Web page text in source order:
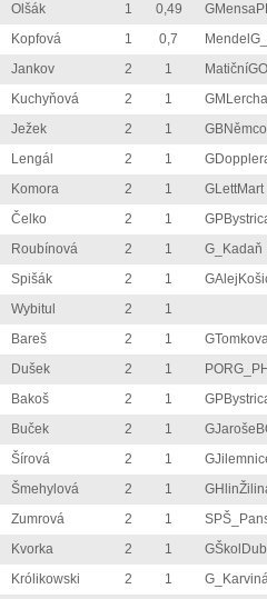
Olšák 1 0,49
Kopfová 1 0,7
Jankov 2 1
Kuchyňová 2 1
Ježek 2 1
Lengál 2 1
Komora 2 1
GLettMart
Čelko 2 1
Roubínová 2 1
G_Kadaň
Spišák 2 1
Wybitul 2
1
Bareš 2 1
Dušek 2 1
Bakoš 2 1
Buček 2 1
Šírová 2 1
Šmehylová 2 1
Zumrová 2 1
Kvorka 2 1
Królikowski 2 1